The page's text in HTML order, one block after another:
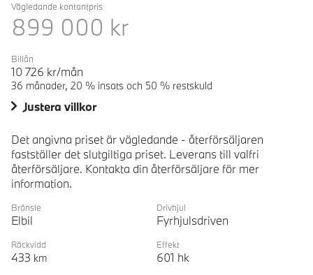
Vägledande kontantpris
899 000 kr
Billån
10 726 kr/mån
36 månader, 20 % insats och 50 % restskuld
Justera villkor
Det angivna priset är vägledande - återförsäljaren
fastställer det slutgiltiga priset. Leverans till valfri
återförsäljare. Kontakta din återförsäljare för mer
information.
Bränsle
Elbil
Drivhjul
Fyrhjulsdriven
Räckvidd
433 km
Effekt
601 hk